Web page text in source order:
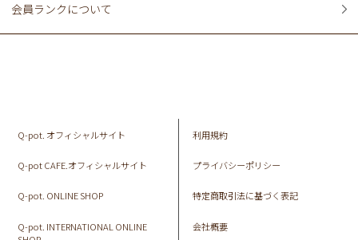
会員ランクについて
Q-pot. オフィシャルサイト
Q-pot CAFE.オフィシャルサイト
Q-pot. ONLINE SHOP
Q-pot. INTERNATIONAL ONLINE
利用規約
プライバシーポリシー
特定商取引法に基づく表記
会社概要